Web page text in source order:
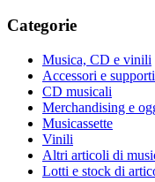
Categorie
Musica, CD e vinili
Accessori e
CD musicali
Merchandising e
Musicassette
Vinili
Altri articoli di
Lotti e stock di